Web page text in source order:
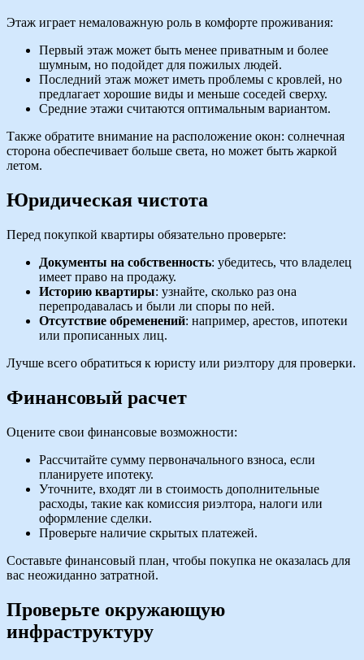
Этаж играет немаловажную роль в комфорте проживания:
Первый этаж может быть менее приватным и более
шумным, но подойдет для пожилых людей.
Последний этаж может иметь проблемы с кровлей, но
предлагает хорошие виды и меньше соседей сверху.
Средние этажи считаются оптимальным вариантом.
Также обратите внимание на расположение окон: солнечная
сторона обеспечивает больше света, но может быть жаркой
летом.
Юридическая чистота
Перед покупкой квартиры обязательно проверьте:
Документы на собственность: убедитесь, что владелец
имеет право на продажу.
Историю квартиры: узнайте, сколько раз она
перепродавалась и были ли споры по ней.
Отсутствие обременений: например, арестов, ипотеки
или прописанных лиц.
Лучше всего обратиться к юристу или риэлтору для проверки.
Финансовый расчет
Оцените свои финансовые возможности:
Рассчитайте сумму первоначального взноса, если
планируете ипотеку.
Уточните, входят ли в стоимость дополнительные
расходы, такие как комиссия риэлтора, налоги или
оформление сделки.
Проверьте наличие скрытых платежей.
Составьте финансовый план, чтобы покупка не оказалась для
вас неожиданно затратной.
Проверьте окружающую
инфраструктуру